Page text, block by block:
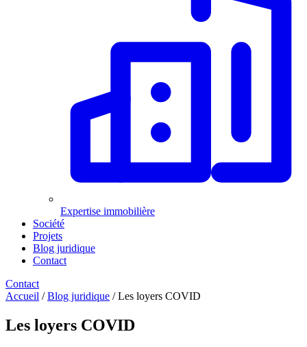
Expertise immobilière
Société
Projets
Blog juridique
Contact
Contact
Accueil / Blog juridique / Les loyers COVID
Les loyers COVID